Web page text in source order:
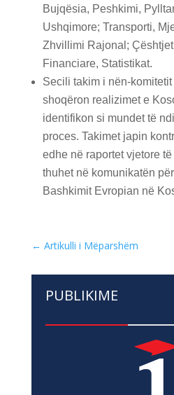
Bujqësia, Peshkimi,
Ushqimore; Transporti,
Zhvillimi Rajonal;
Financiare, Statistikat.
Secili takim i nën-
shoqëron realizimet e
identifikon si mundet të
proces. Takimet japin
edhe në raportet vjetore
thuhet në komunikatën
Bashkimit Evropian në
← Artikulli i Mëparshëm
PUBLIKIME